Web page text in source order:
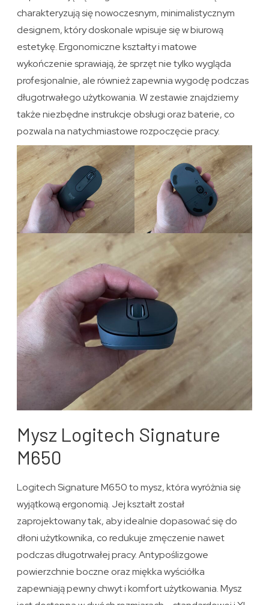
charakteryzują się nowoczesnym, minimalistycznym
designem, który doskonale wpisuje się w biurową
estetykę. Ergonomiczne kształty i matowe
wykończenie sprawiają, że sprzęt nie tylko wygląda
profesjonalnie, ale również zapewnia wygodę podczas
długotrwałego użytkowania. W zestawie znajdziemy
także niezbędne instrukcje obsługi oraz baterie, co
pozwala na natychmiastowe rozpoczęcie pracy.
Mysz Logitech Signature
M650
Logitech Signature M650 to mysz, która wyróżnia się
wyjątkową ergonomią. Jej kształt został
zaprojektowany tak, aby idealnie dopasować się do
dłoni użytkownika, co redukuje zmęczenie nawet
podczas długotrwałej pracy. Antypoślizgowe
powierzchnie boczne oraz miękka wyściółka
zapewniają pewny chwyt i komfort użytkowania. Mysz